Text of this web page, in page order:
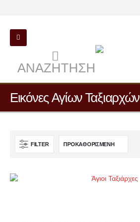
ΑΝΑΖΉΤΗΣΗ
Εικόνες Αγίων Ταξιαρχών
FILTER